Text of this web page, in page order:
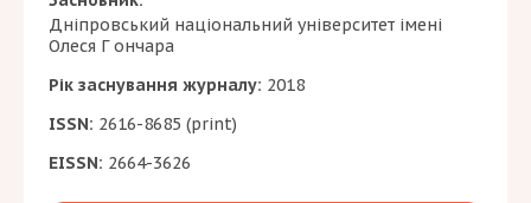
Дніпровський національний університет імені
Олеся Г ончара
Рік заснування журналу: 2018
ISSN: 2616-8685 (print)
EISSN: 2664-3626